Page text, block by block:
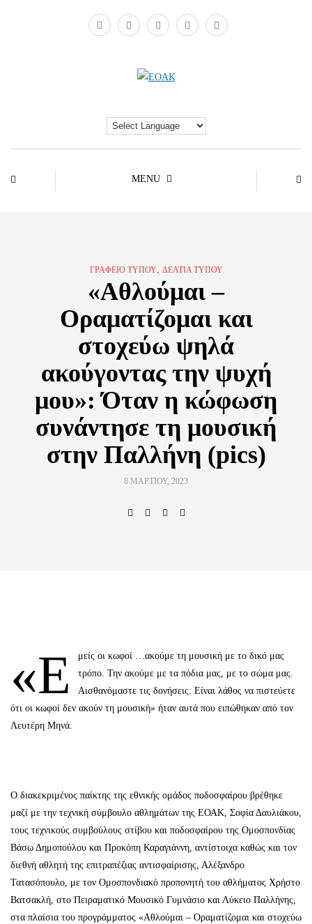
MENU
ΓΡΑΦΕΊΟ ΤΎΠΟΥ, ΔΕΛΤΊΑ ΤΎΠΟΥ
«Αθλούμαι –
Οραματίζομαι και
στοχεύω ψηλά
ακούγοντας την ψυχή
μου»: Όταν η κώφωση
συνάντησε τη μουσική
στην Παλλήνη (pics)
8 ΜΑΡΤΊΟΥ, 2023
«Ε
μείς οι κωφοί …ακούμε τη μουσική με το δικό μας
τρόπο. Την ακούμε με τα πόδια μας, με το σώμα μας.
Αισθανόμαστε τις δονήσεις. Είναι λάθος να πιστεύετε
ότι οι κωφοί δεν ακούν τη μουσική» ήταν αυτά που ειπώθηκαν από τον
Λευτέρη Μηνά.
Ο διακεκριμένος παίκτης της εθνικής ομάδος ποδοσφαίρου βρέθηκε
μαζί με την τεχνική σύμβουλο αθλημάτων της ΕΟΑΚ, Σοφία Δαυλιάκου,
τους τεχνικούς συμβούλους στίβου και ποδοσφαίρου της Ομοσπονδίας
Βάσω Δημοπούλου και Προκόπη Καραγιάννη, αντίστοιχα καθώς και τον
διεθνή αθλητή της επιτραπέζιας αντισφαίρισης, Αλέξανδρο
Τατασόπουλο, με τον Ομοσπονδιακό προπονητή του αθλήματος Χρήστο
Βατσακλή, στο Πειραματικό Μουσικό Γυμνάσιο και Λύκειο Παλλήνης,
στα πλαίσια του προγράμματος «Αθλούμαι – Οραματίζομαι και στοχεύω